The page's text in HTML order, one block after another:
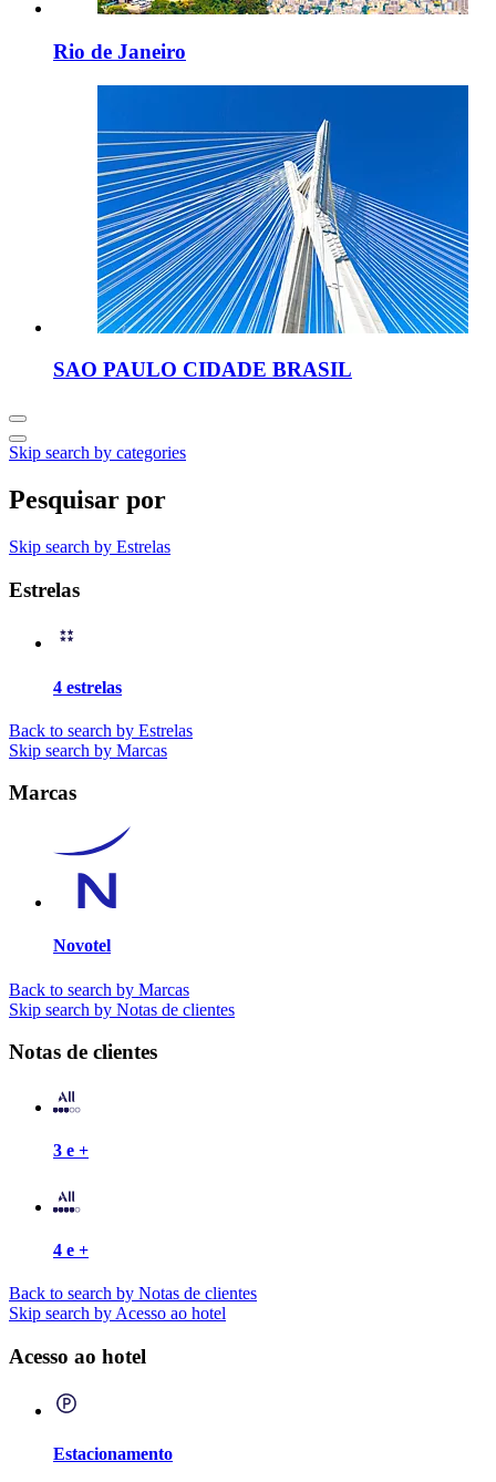
Rio de Janeiro
SAO PAULO CIDADE BRASIL
Skip search by categories
Pesquisar por
Skip search by Estrelas
Estrelas
4 estrelas
Back to search by Estrelas
Skip search by Marcas
Marcas
Novotel
Back to search by Marcas
Skip search by Notas de clientes
Notas de clientes
3 e +
4 e +
Back to search by Notas de clientes
Skip search by Acesso ao hotel
Acesso ao hotel
Estacionamento